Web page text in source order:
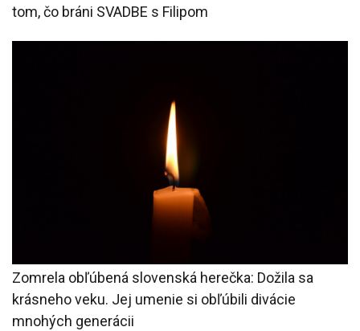
tom, čo bráni SVADBE s Filipom
Zomrela obľúbená slovenská herečka: Dožila sa
krásneho veku. Jej umenie si obľúbili divácie
mnohých generácii